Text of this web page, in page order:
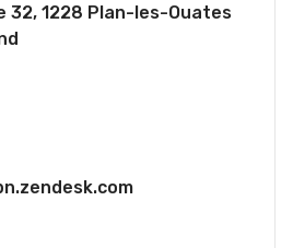
32, 1228 Plan-les-Ouates